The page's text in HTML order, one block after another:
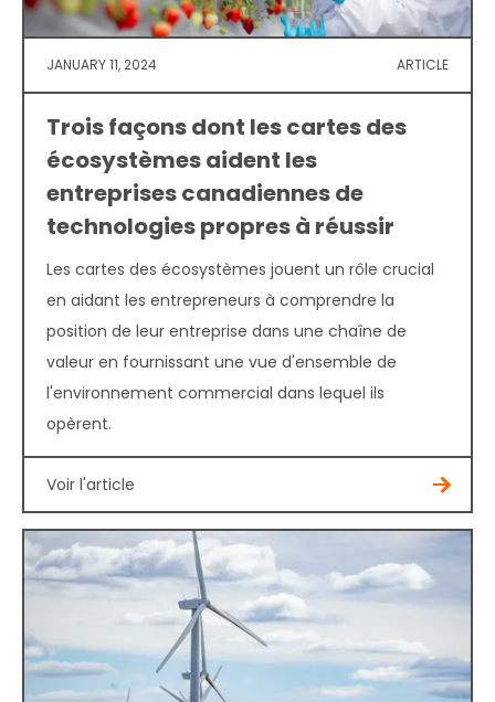
JANUARY 11, 2024 ARTICLE
Trois façons dont les cartes des
écosystèmes aident les
entreprises canadiennes de
technologies propres à réussir
Les cartes des écosystèmes jouent un rôle crucial
en aidant les entrepreneurs à comprendre la
position de leur entreprise dans une chaîne de
valeur en fournissant une vue d'ensemble de
l'environnement commercial dans lequel ils
opèrent.
Voir l'article